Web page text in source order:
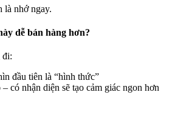
là nhớ ngay.
dễ bán hàng hơn?
đi:
đầu tiên là “hình thức”
– có nhận diện sẽ tạo cảm giác ngon hơn